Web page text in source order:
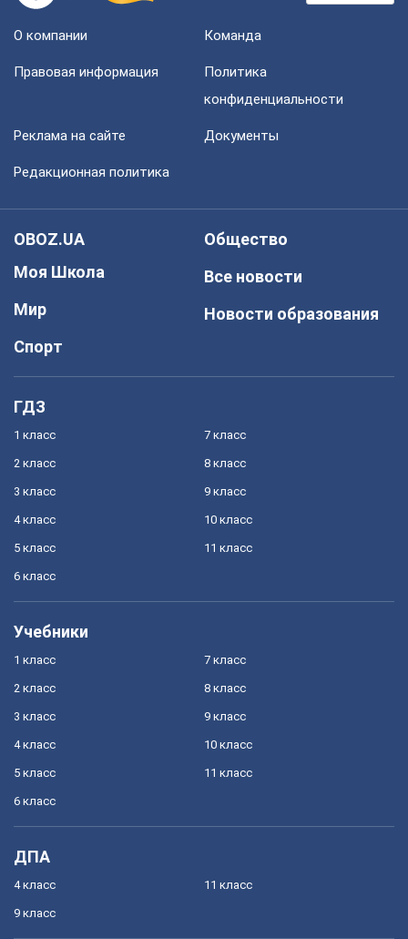
О компании Команда
Правовая информация
Политика
конфиденциальности
Реклама на сайте Документы
Редакционная политика
OBOZ.UA
Моя Школа
Мир
Спорт
Общество
Все новости
Новости образования
ГДЗ
1 класс
2 класс
3 класс
4 класс
5 класс
6 класс
7 класс
8 класс
9 класс
10 класс
11 класс
Учебники
1 класс
2 класс
3 класс
4 класс
5 класс
6 класс
7 класс
8 класс
9 класс
10 класс
11 класс
ДПА
4 класс
9 класс
11 класс